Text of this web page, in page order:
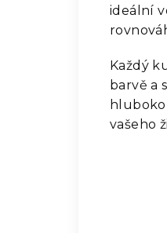
ideální
Každý
barvě a
vašeho